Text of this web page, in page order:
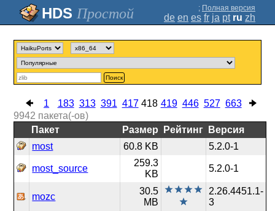
Простой ; Полная версия
de en es fr ja pt ru zh
Поиск
1 183 313 391 417 418 419 446 527 663
9942 пакета(-ов)
Пакет
Размер Рейтинг
Версия
most
60.8 KB 5.2.0-1
most_source
259.3
KB
5.2.0-1
mozc
30.5
MB
2.26.4451.1-
3